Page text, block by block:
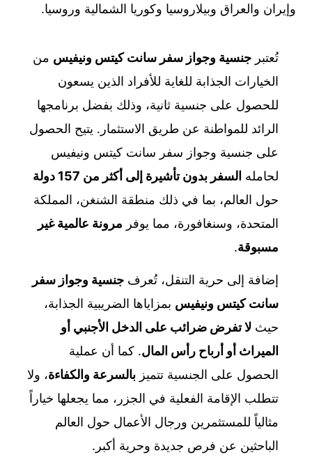
وإيران والعراق وبيلاروسيا وكوريا الشمالية وروسيا.
تُعتبر جنسية وجواز سفر سانت كيتس ونيفيسمن
الخيارات الجذابة للغاية للأفراد الذين يسعون
للحصول على جنسية ثانية، وذلك بفضل برنامجها
الرائد للمواطنة عن طريق الاستثمار. يتيح الحصول
على جنسية وجواز سفر سانت كيتس ونيفيس
لحامله السفر بدون تأشيرة إلى أكثر من 157 دولة
حول العالم، بما في ذلك منطقة الشنغن، المملكة
المتحدة، وسنغافورة، مما يوفر مرونة عالمية غير
مسبوقة.
إضافة إلى حرية التنقل، تُعرف جنسية وجواز سفر
سانت كيتس ونيفيسبمزاياها الضريبية الجذابة،
حيث لا تفرض ضرائب على الدخل الأجنبي أو
الميراث أو أرباح رأس المال. كما أن عملية
الحصول على الجنسية تتميز بالسرعة والكفاءة، ولا
تتطلب الإقامة الفعلية في الجزر، مما يجعلها خياراً
مثالياً للمستثمرين ورجال الأعمال حول العالم
الباحثين عن فرص جديدة وحرية أكبر.